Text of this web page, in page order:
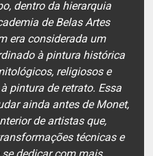
dentro da hierarquia
de Belas Artes
era considerada um
à pintura histórica
religiosos e
pintura de retrato. Essa
ainda antes de Monet,
de artistas que,
técnicas e